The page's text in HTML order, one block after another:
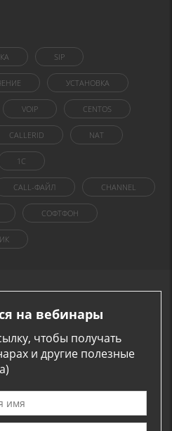
SIP
УСТАНОВКА
VOIP CENTOS
CALLERID NAT
1C
CALL-ФАЙЛ CHANNEL
СОФТФОН
на вебинары
чтобы получать
и другие полезные